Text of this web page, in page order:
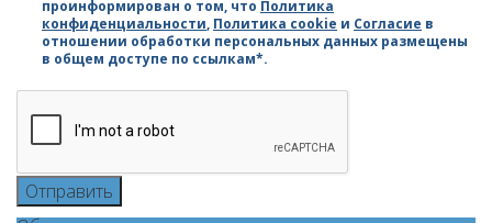
проинформирован о том, что Политика
конфиденциальности, Политика cookie и Согласие в
отношении обработки персональных данных размещены
в общем доступе по ссылкам*.
Отправить